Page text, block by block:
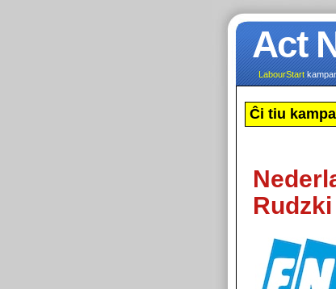
Act
LabourStart
Ĉi tiu
Rudzki